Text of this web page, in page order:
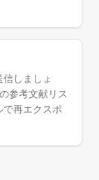
しましょ
参考文献リス
で再エクスポ